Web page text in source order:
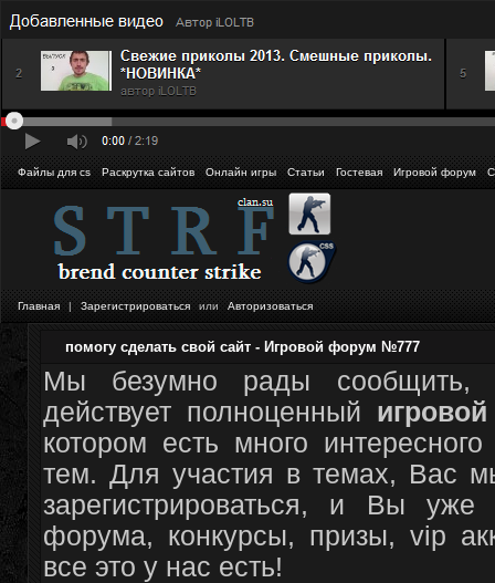
Файлы для cs Раскрутка сайтов Онлайн игры Статьи Гостевая Игровой форум
Главная | Зарегистрироваться или Авторизоваться
помогу сделать свой сайт - Игровой форум №777
Мы безумно рады
действует полноценный
котором есть много
тем. Для участия в темах, Вас
зарегистрироваться, и Вы уже
форума, конкурсы, призы, vip
все это у нас есть!